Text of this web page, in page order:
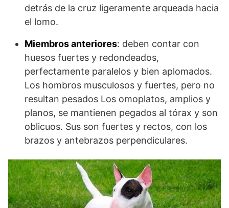
detrás de la cruz ligeramente arqueada hacia
el lomo.
Miembros anteriores: deben contar con
huesos fuertes y redondeados,
perfectamente paralelos y bien aplomados.
Los hombros musculosos y fuertes, pero no
resultan pesados Los omoplatos, amplios y
planos, se mantienen pegados al tórax y son
oblicuos. Sus son fuertes y rectos, con los
brazos y antebrazos perpendiculares.